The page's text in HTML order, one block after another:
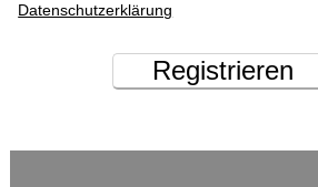
Datenschutzerklärung
Registrieren